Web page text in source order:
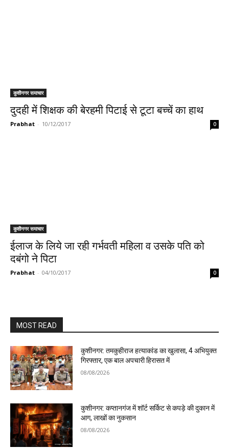
कुशीनगर समाचार
दुदही में शिक्षक की बेरहमी पिटाई से टूटा बच्चें का हाथ
Prabhat - 10/12/2017 0
कुशीनगर समाचार
ईलाज के लिये जा रही गर्भवती महिला व उसके पति को
दबंगो ने पिटा
Prabhat - 04/10/2017 0
MOST READ
कुशीनगर: तमकुहीराज हत्याकांड का खुलासा, 4 अभियुक्त
गिरफ्तार, एक बाल अपचारी हिरासत में
08/08/2026
कुशीनगर: कप्तानगंज में शॉर्ट सर्किट से कपड़े की दुकान में
आग, लाखों का नुकसान
08/08/2026